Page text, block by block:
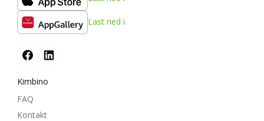
Last ned i
Kimbino
FAQ
Kontakt